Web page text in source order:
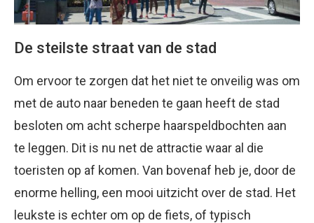
De steilste straat van de stad
Om ervoor te zorgen dat het niet te onveilig was om
met de auto naar beneden te gaan heeft de stad
besloten om acht scherpe haarspeldbochten aan
te leggen. Dit is nu net de attractie waar al die
toeristen op af komen. Van bovenaf heb je, door de
enorme helling, een mooi uitzicht over de stad. Het
leukste is echter om op de fiets, of typisch